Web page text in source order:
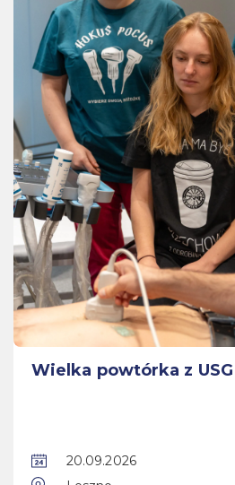
Wielka powtórka z USG
20.09.2026